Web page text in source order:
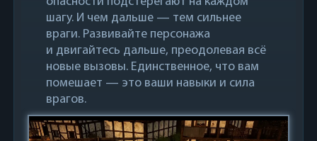
шагу. И чем дальше — тем сильнее
враги. Развивайте персонажа
и двигайтесь дальше, преодолевая всё
новые вызовы. Единственное, что вам
помешает — это ваши навыки и сила
врагов.